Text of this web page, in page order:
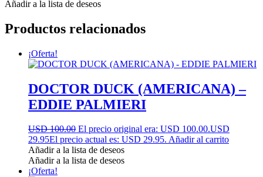
Añadir a la lista de deseos
Productos relacionados
¡Oferta!
DOCTOR DUCK (AMERICANA) –
EDDIE PALMIERI
USD 100.00 El precio original era: USD 100.00.USD
29.95El precio actual es: USD 29.95. Añadir al carrito
Añadir a la lista de deseos
Añadir a la lista de deseos
¡Oferta!